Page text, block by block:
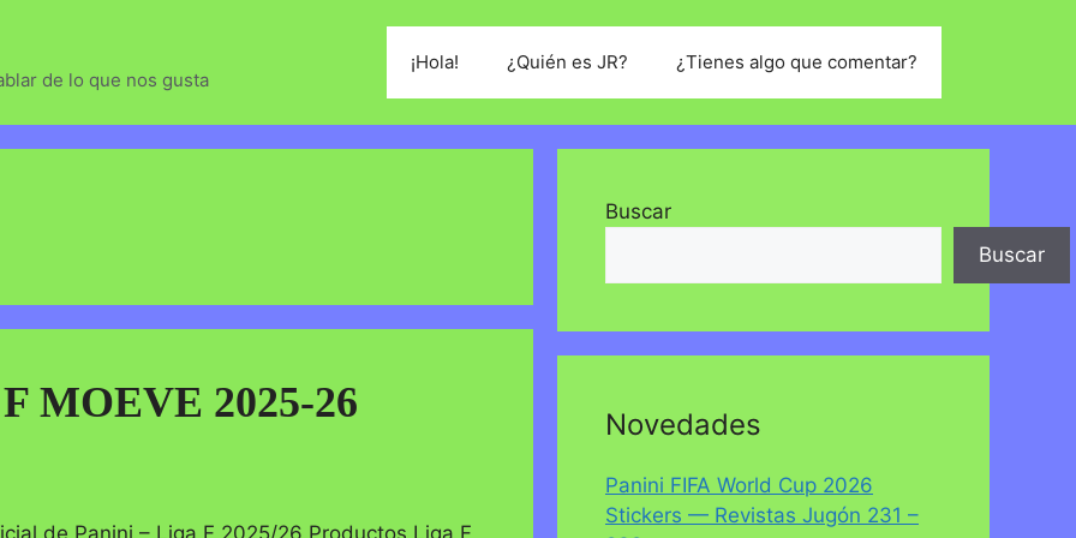
de lo que nos gusta
¡Hola! ¿Quién es JR? ¿Tienes algo que comentar?
MOEVE 2025-26
de Panini – Liga F 2025/26 Productos Liga F
Buscar
Buscar
Novedades
Panini FIFA World Cup 2026
Stickers — Revistas Jugón 231 –